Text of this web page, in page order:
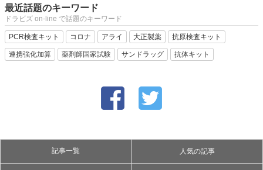
最近話題のキーワード
ドラビズ on-line で話題のキーワード
PCR検査キット コロナ アライ 大正製薬 抗原検査キット
連携強化加算 薬剤師国家試験 サンドラッグ 抗体キット
記事一覧 人気の記事